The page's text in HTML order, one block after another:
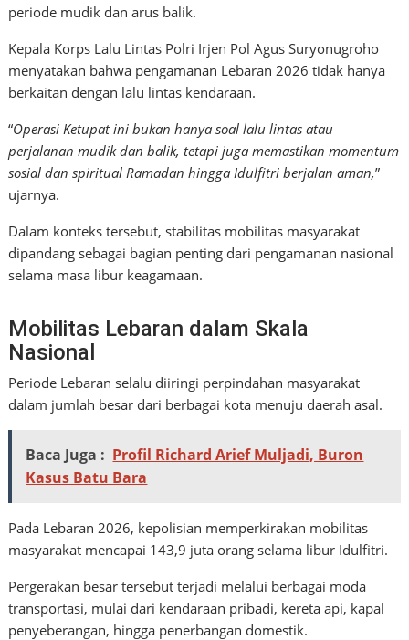
periode mudik dan arus balik.
Kepala Korps Lalu Lintas Polri Irjen Pol Agus Suryonugroho
menyatakan bahwa pengamanan Lebaran 2026 tidak hanya
berkaitan dengan lalu lintas kendaraan.
“Operasi Ketupat ini bukan hanya soal lalu lintas atau
perjalanan mudik dan balik, tetapi juga memastikan momentum
sosial dan spiritual Ramadan hingga Idulfitri berjalan aman,”
ujarnya.
Dalam konteks tersebut, stabilitas mobilitas masyarakat
dipandang sebagai bagian penting dari pengamanan nasional
selama masa libur keagamaan.
Mobilitas Lebaran dalam Skala
Nasional
Periode Lebaran selalu diiringi perpindahan masyarakat
dalam jumlah besar dari berbagai kota menuju daerah asal.
Baca Juga : Profil Richard Arief Muljadi, Buron
Kasus Batu Bara
Pada Lebaran 2026, kepolisian memperkirakan mobilitas
masyarakat mencapai 143,9 juta orang selama libur Idulfitri.
Pergerakan besar tersebut terjadi melalui berbagai moda
transportasi, mulai dari kendaraan pribadi, kereta api, kapal
penyeberangan, hingga penerbangan domestik.